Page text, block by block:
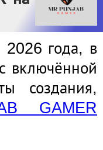
2026 года, в
включённой
создания,
GAMER